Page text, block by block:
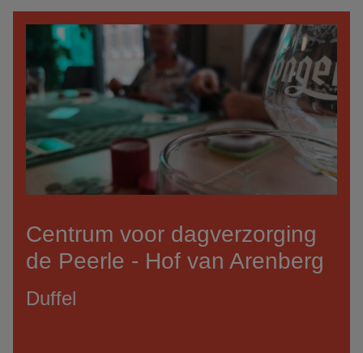
Centrum voor dagverzorging
de Peerle - Hof van Arenberg
Duffel